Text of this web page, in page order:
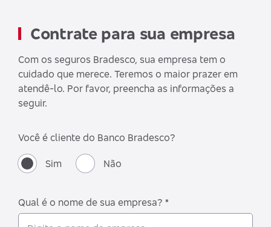
Contrate para sua empresa
Com os seguros Bradesco, sua empresa tem o
cuidado que merece. Teremos o maior prazer em
atendê-lo. Por favor, preencha as informações a
seguir.
Você é cliente do Banco Bradesco?
Sim Não
Qual é o nome de sua empresa? *